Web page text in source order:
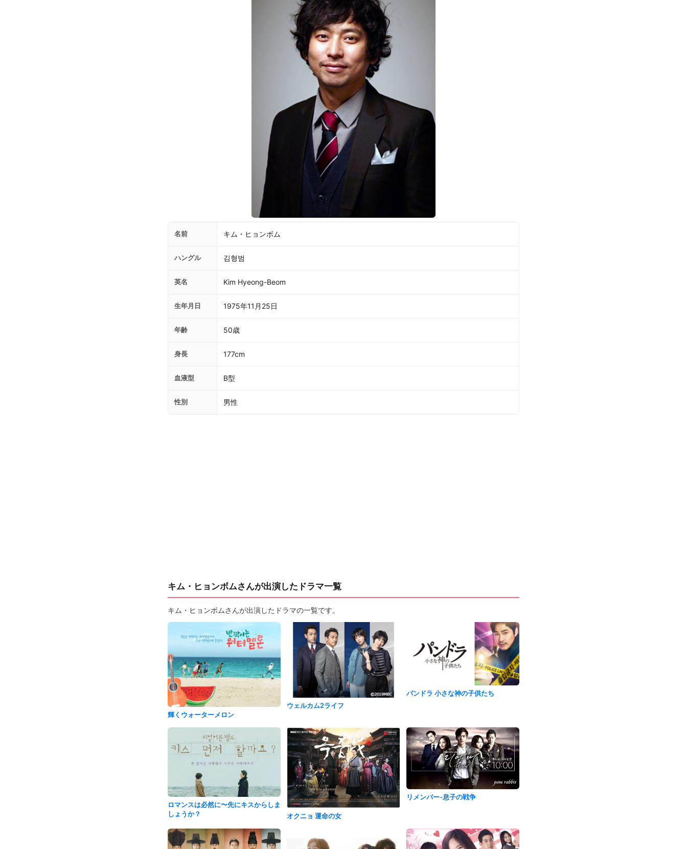
名前 キム・ヒョンボム
ハングル 김형범
英名 Kim Hyeong-Beom
生年月日 1975年11月25日
年齢 50歳
身長 177cm
血液型 B型
性別 男性
キム・ヒョンボムさんが出演したドラマ一覧
キム・ヒョンボムさんが出演したドラマの一覧です。
輝くウォーターメロン
ウェルカム2ライフ
パンドラ 小さな神の子供たち
ロマンスは必然に〜先にキスからしま
しょうか？
オクニョ 運命の女
リメンバー-息子の戦争